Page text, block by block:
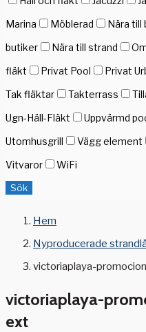
Marina
Möblerad Nära till
butiker
Nära till strand
fläkt
Privat Pool Privat
Tak fläktar
Takterrass
Ugn-Häll-Fläkt
Uppvärmd
Utomhusgrill
Vägg element
Vitvaror
WiFi
Sök
Hem
Nyproducerade
victoriaplaya-
victoriaplaya-
ext